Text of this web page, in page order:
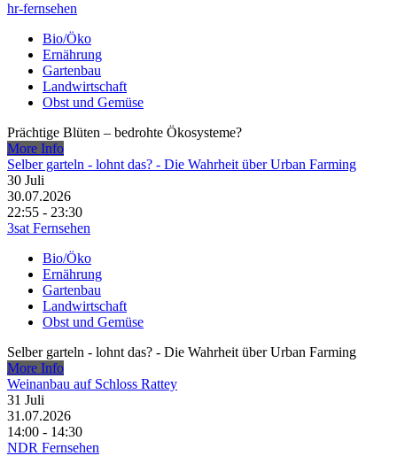
hr-fernsehen
Bio/Öko
Ernährung
Gartenbau
Landwirtschaft
Obst und Gemüse
Prächtige Blüten – bedrohte Ökosysteme?
More Info
Selber garteln - lohnt das? - Die Wahrheit über Urban Farming
30 Juli
30.07.2026
22:55 - 23:30
3sat Fernsehen
Bio/Öko
Ernährung
Gartenbau
Landwirtschaft
Obst und Gemüse
Selber garteln - lohnt das? - Die Wahrheit über Urban Farming
More Info
Weinanbau auf Schloss Rattey
31 Juli
31.07.2026
14:00 - 14:30
NDR Fernsehen